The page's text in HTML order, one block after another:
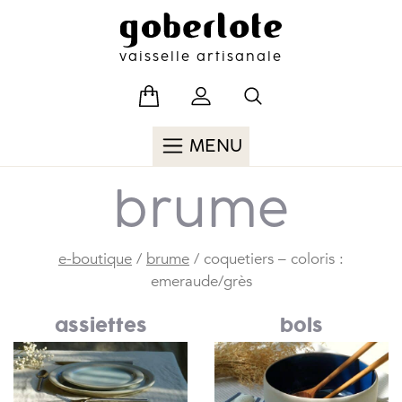
vaisselle artisanale
MENU
brume
assiettes bols
e-boutique / brume / coquetiers – coloris :
emeraude/grès
Pour trouver l'inspiration, abonnez-vous à notre newsletter
et bénéficiez d'un code de réduction de 15% pour votre
prochaine commande :